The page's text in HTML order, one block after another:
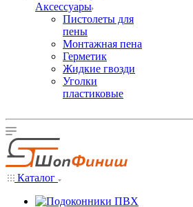
Аксессуары
Пистолеты для
пены
Монтажная пена
Герметик
Жидкие гвозди
Уголки
пластиковые
Каталог